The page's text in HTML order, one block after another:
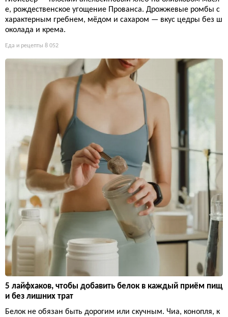
е, рождественское угощение Прованса. Дрожжевые ромбы с
характерным гребнем, мёдом и сахаром — вкус цедры без ш
околада и крема.
Еда и рецепты 8 052
5 лайфхаков, чтобы добавить белок в каждый приём пищ
и без лишних трат
Белок не обязан быть дорогим или скучным. Чиа, конопля, к